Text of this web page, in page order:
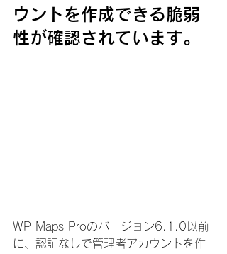
ウントを作成できる脆弱
性が確認されています。
WP Maps Proのバージョン6.1.0以前
に、認証なしで管理者アカウントを作